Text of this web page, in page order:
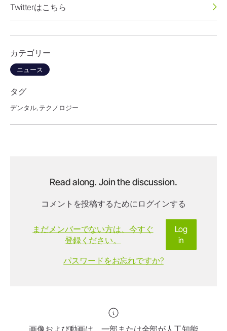
Twitterはこちら
カテゴリー
ニュース
タグ
デンタル, テクノロジー
Read along. Join the discussion.
コメントを投稿するためにログインする
Log
in
まだメンバーでない方は、今すぐ
登録ください。
パスワードをお忘れですか?
画像および動画は、一部または全部が人工知能